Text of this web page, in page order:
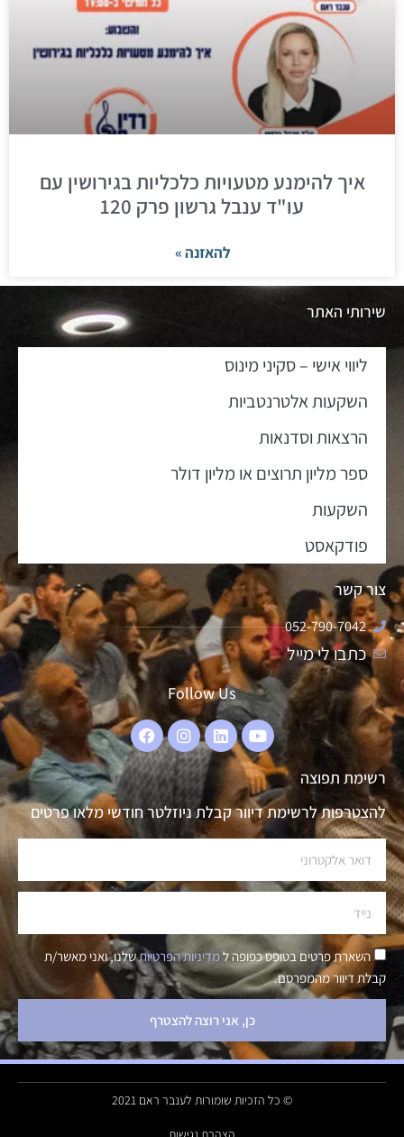
איך להימנע מטעויות כלכליות בגירושין עם
עו"ד ענבל גרשון פרק 120
להאזנה »
שירותי האתר
ליווי אישי – סקיני מינוס
השקעות אלטרנטביות
הרצאות וסדנאות
ספר מליון תרוצים או מליון דולר
השקעות
פודקאסט
צור קשר
052-790-7042
כתבו לי מייל
Follow Us
רשימת תפוצה
להצטרפות לרשימת דיוור קבלת ניוזלטר חודשי מלאו פרטים
השארת פרטים בטופס כפופה למדיניות הפרטיותשלנו, ואני מאשר/ת
קבלת דיוור מהמפרסם.
כן, אני רוצה להצטרף
© כל הזכיות שומורות לענבר ראם 2021